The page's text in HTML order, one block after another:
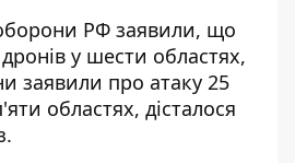
РФ заявили, що
у шести областях,
заявили про атаку 25
областях, дісталося